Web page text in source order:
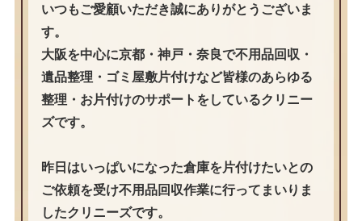
いつもご愛顧いただき誠にありがとうございま
す。
大阪を中心に京都・神戸・奈良で不用品回収・
遺品整理・ゴミ屋敷片付けなど皆様のあらゆる
整理・お片付けのサポートをしているクリニー
ズです。
昨日はいっぱいになった倉庫を片付けたいとの
ご依頼を受け不用品回収作業に行ってまいりま
したクリニーズです。